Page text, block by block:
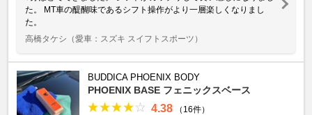
た。 MT車の醍醐味であるシフト操作がより一層楽しくなりまし
た。
高橋タケシ （愛車：スズキ スイフトスポーツ）
BUDDICA PHOENIX BODY
PHOENIX BASE フェニックスベース
4.38
（16件）